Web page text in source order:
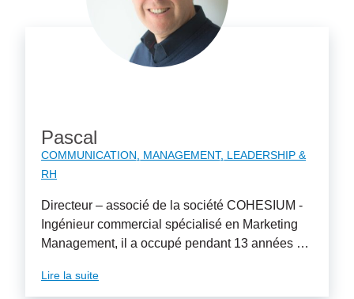
Pascal
COMMUNICATION
MANAGEMENT, LEADERSHIP &
RH
Directeur – associé de la société COHESIUM -
Ingénieur commercial spécialisé en Marketing
Management, il a occupé pendant 13 années …
Lire la suite